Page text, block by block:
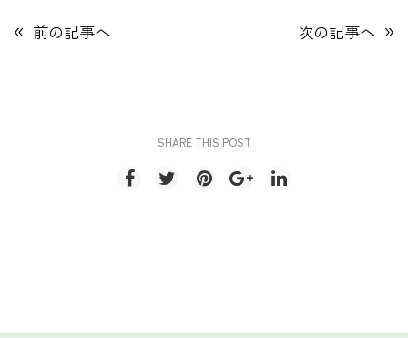
« 前の記事へ 次の記事へ »
SHARE THIS POST